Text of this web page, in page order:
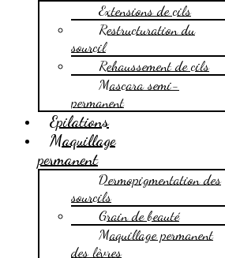
Extensions de cils
Restructuration du
sourcil
Rehaussement de cils
Mascara semi-
permanent
Epilations
Maquillage
permanent
Dermopigmentation des
sourcils
Grain de beauté
Maquillage permanent
des lèvres